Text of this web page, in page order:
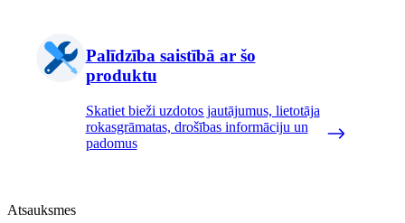
Palīdzība saistībā ar šo
produktu
Skatiet bieži uzdotos jautājumus, lietotāja
rokasgrāmatas, drošības informāciju un
padomus
Atsauksmes